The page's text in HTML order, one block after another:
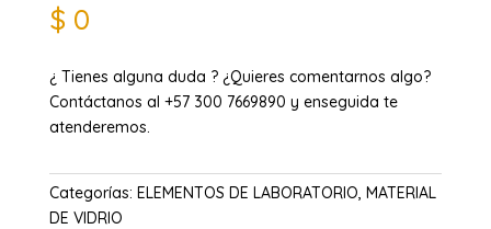
$ 0
¿ Tienes alguna duda ? ¿Quieres comentarnos algo?
Contáctanos al +57 300 7669890 y enseguida te
atenderemos.
Categorías: ELEMENTOS DE LABORATORIO, MATERIAL
DE VIDRIO